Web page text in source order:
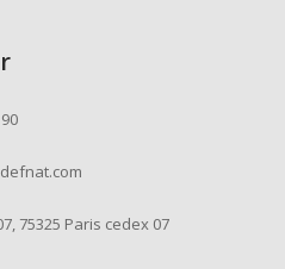
75325 Paris cedex 07